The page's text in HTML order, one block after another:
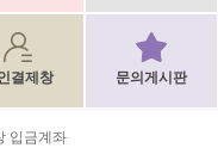
결제창 문의게시판
입금계좌